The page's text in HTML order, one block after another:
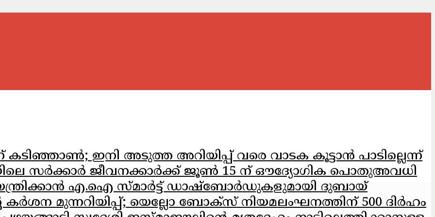
ഇനി അടുത്ത അറിയിപ്പ് വരെ വാടക കൂട്ടാൻ പാടില്ലെന്ന്
സർക്കാർ ജീവനക്കാർക്ക് ജൂൺ 15 ന് ഔദ്യോഗിക പൊതുഅവധി
എ.ഐ സ്മാർട്ട് ഡാഷ്‌ബോർഡുകളുമായി ദുബായ്
മുന്നറിയിപ്പ്; യെല്ലോ ബോക്സ് നിയമലംഘനത്തിന് 500 ദിർഹം